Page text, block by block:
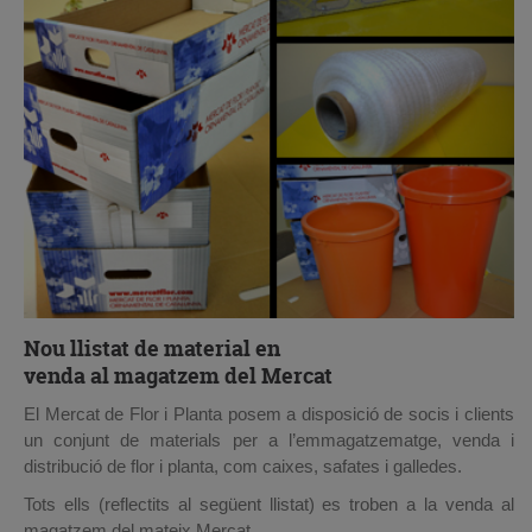
Nou llistat de material en
venda al magatzem del Mercat
El Mercat de Flor i Planta posem a disposició de socis i clients
un conjunt de materials per a l’emmagatzematge, venda i
distribució de flor i planta, com caixes, safates i galledes.
Tots ells (reflectits al següent llistat) es troben a la venda al